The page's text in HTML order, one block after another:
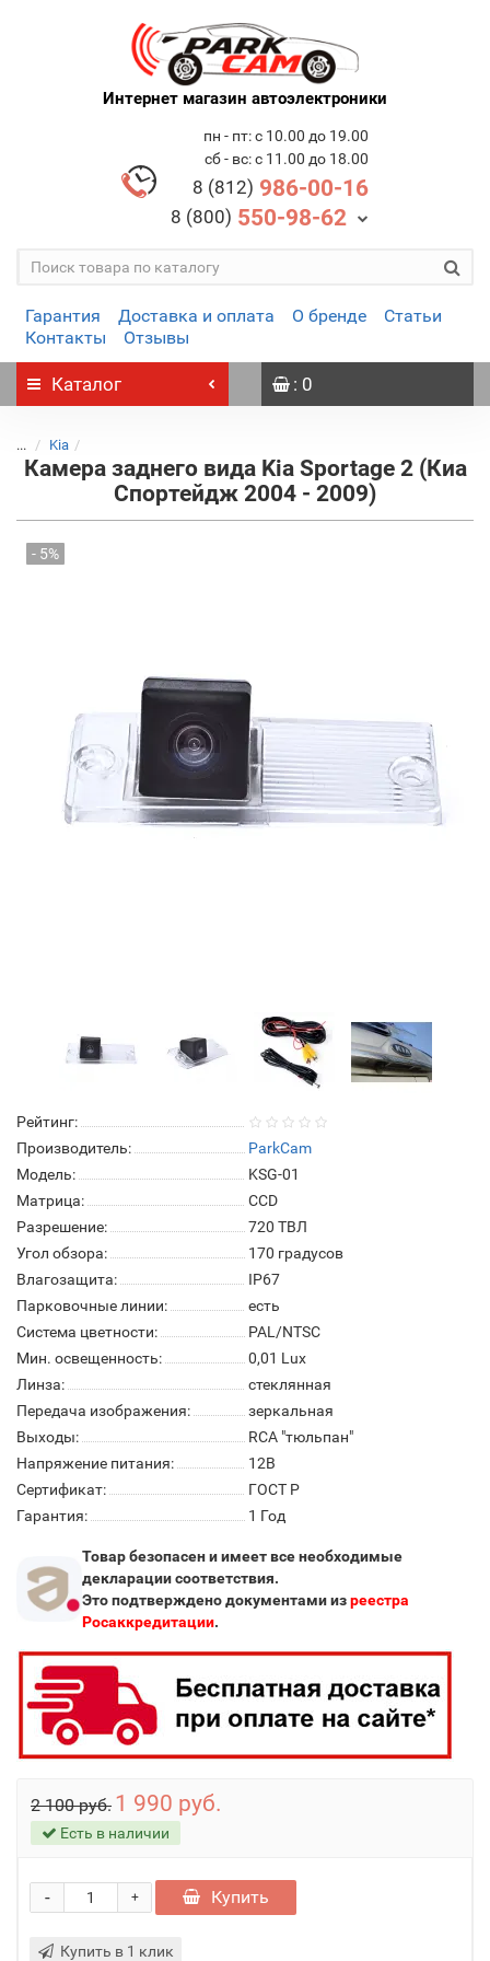
Интернет магазин автоэлектроники
пн - пт: с 10.00 до 19.00
сб - вс: с 11.00 до 18.00
8 (812) 986-00-16
8 (800) 550-98-62
Гарантия Доставка и оплата О бренде
Статьи
Контакты
Отзывы
Каталог : 0
... Kia
Камера заднего вида Kia Sportage 2 (Киа
Спортейдж 2004 - 2009)
- 5%
Рейтинг:
Производитель:
ParkCam
Модель:
KSG-01
Матрица:
СCD
Разрешение:
720 ТВЛ
Угол обзора:
170 градусов
Влагозащита:
IP67
Парковочные линии:
есть
Система цветности:
PAL/NTSC
Мин. освещенность:
0,01 Lux
Линза:
стеклянная
Передача изображения:
зеркальная
Выходы:
RCA "тюльпан"
Напряжение питания:
12В
Сертификат:
ГОСТ Р
Гарантия:
1 Год
Товар безопасен и имеет все необходимые
декларации соответствия.
Это подтверждено документами изреестра
Росаккредитации.
2 100 руб. 1 990 руб.
Есть в наличии
+
- Купить
Купить в 1 клик